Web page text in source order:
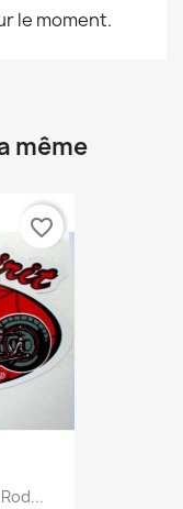
le moment.
même
favorite_border